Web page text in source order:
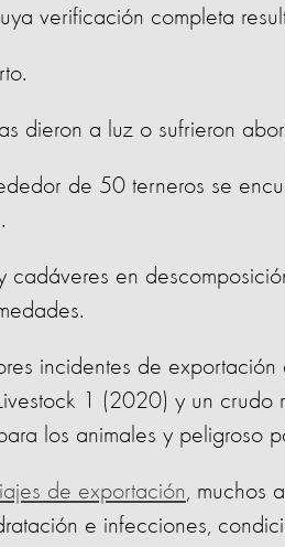
verificación completa
dieron a luz o sufrieron
de 50 terneros se
cadáveres en
incidentes de
1 (2020) y un crudo
los animales y peligroso
de exportación, muchos
e infecciones,